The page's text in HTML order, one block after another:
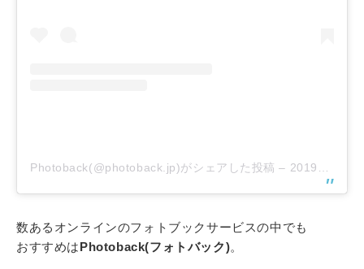
Photoback(@photoback.jp)がシェアした投稿 – 2019年 8月月28日午前2時05分PDT
数あるオンラインのフォトブックサービスの中でも
おすすめはPhotoback(フォトバック)。